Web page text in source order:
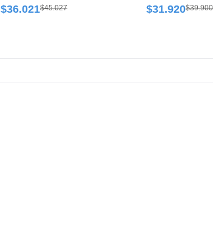
Heptahidratado 48g/18g Rossmore
$36.021$45.027 $31.920$39.900